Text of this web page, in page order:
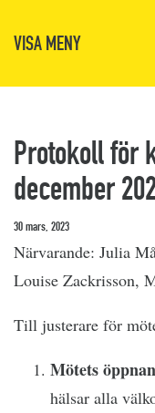
VISA MENY
Protokoll för
december
30 mars, 2023
Närvarande: Julia
Louise Zackrisson,
Till justerare för
Mötets
hälsar alla